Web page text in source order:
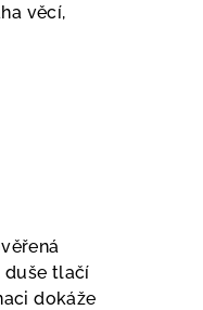
věcí,
duše tlačí
dokáže